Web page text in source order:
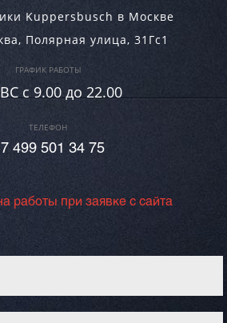
Kuppersbusch в Москве
, Полярная улица, 31Гс1
ГРАФИК РАБОТЫ
c 9.00 до 22.00
ТЕЛЕФОН
499 501 34 75
работы при заявке с сайта